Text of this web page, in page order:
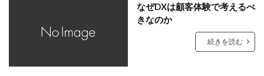
なぜDXは顧客体験で考えるべ
きなのか
続きを読む